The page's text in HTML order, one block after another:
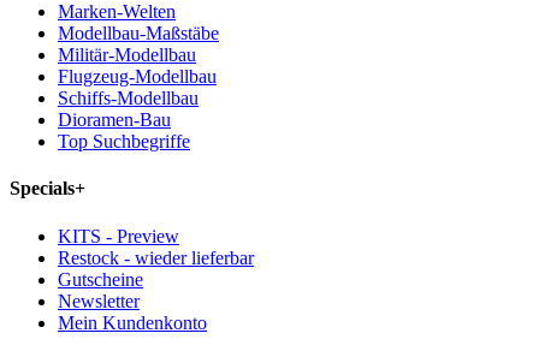
Marken-Welten
Modellbau-Maßstäbe
Militär-Modellbau
Flugzeug-Modellbau
Schiffs-Modellbau
Dioramen-Bau
Top Suchbegriffe
Specials+
KITS - Preview
Restock - wieder lieferbar
Gutscheine
Newsletter
Mein Kundenkonto